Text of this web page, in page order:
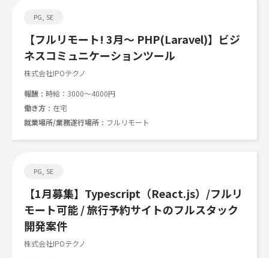
PG, SE
【フルリモート! 3月～ PHP(Laravel)】ビジ
ネスコミュニケーションツール
株式会社IPOテクノ
報酬
時給：3000～4000円
働き方
在宅
就業場所/業務遂行場所
フルリモート
PG, SE
【1月募集】Typescript（React.js）/フルリ
モート可能 / 旅行予約サイトのフルスタック
開発案件
株式会社IPOテクノ